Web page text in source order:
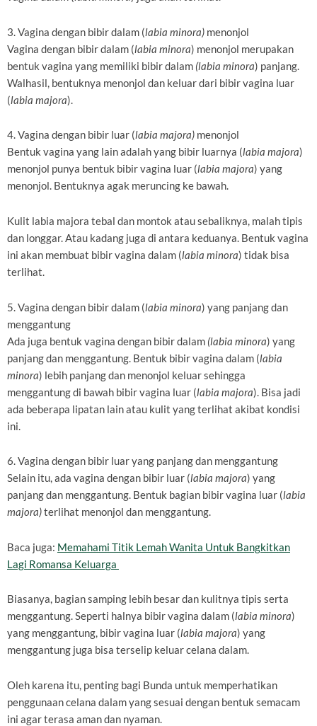
3. Vagina dengan bibir dalam (labia minora) menonjol
Vagina dengan bibir dalam (labia minora) menonjol merupakan
bentuk vagina yang memiliki bibir dalam (labia minora) panjang.
Walhasil, bentuknya menonjol dan keluar dari bibir vagina luar
(labia majora).
4. Vagina dengan bibir luar (labia majora) menonjol
Bentuk vagina yang lain adalah yang bibir luarnya (labia majora)
menonjol punya bentuk bibir vagina luar (labia majora) yang
menonjol. Bentuknya agak meruncing ke bawah.
Kulit labia majora tebal dan montok atau sebaliknya, malah tipis
dan longgar. Atau kadang juga di antara keduanya. Bentuk vagina
ini akan membuat bibir vagina dalam (labia minora) tidak bisa
terlihat.
5. Vagina dengan bibir dalam (labia minora) yang panjang dan
menggantung
Ada juga bentuk vagina dengan bibir dalam (labia minora) yang
panjang dan menggantung. Bentuk bibir vagina dalam (labia
minora) lebih panjang dan menonjol keluar sehingga
menggantung di bawah bibir vagina luar (labia majora). Bisa jadi
ada beberapa lipatan lain atau kulit yang terlihat akibat kondisi
ini.
6. Vagina dengan bibir luar yang panjang dan menggantung
Selain itu, ada vagina dengan bibir luar (labia majora) yang
panjang dan menggantung. Bentuk bagian bibir vagina luar (labia
majora)terlihat menonjol dan menggantung.
Baca juga: Memahami Titik Lemah Wanita Untuk Bangkitkan
Lagi Romansa Keluarga
Biasanya, bagian samping lebih besar dan kulitnya tipis serta
menggantung. Seperti halnya bibir vagina dalam (labia minora)
yang menggantung, bibir vagina luar (labia majora) yang
menggantung juga bisa terselip keluar celana dalam.
Oleh karena itu, penting bagi Bunda untuk memperhatikan
penggunaan celana dalam yang sesuai dengan bentuk semacam
ini agar terasa aman dan nyaman.